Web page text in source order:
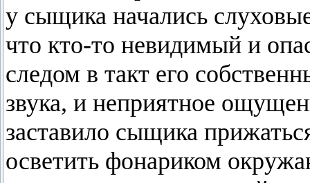
у сыщика начались
что кто-то невидимый и
следом в такт его
звука, и неприятное
заставило сыщика
осветить фонариком